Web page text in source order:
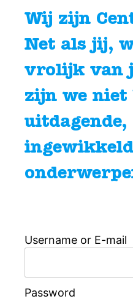
Wij zijn
Net als jij,
vrolijk van
zijn we niet
uitdagende,
Username or E-mail
Password